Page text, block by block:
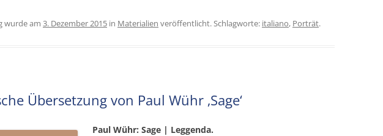
wurde am 3. Dezember 2015 in Materialien veröffentlicht. Schlagworte: italiano, Porträt.
Übersetzung von Paul Wühr ‚Sage‘
Paul Wühr: Sage | Leggenda.